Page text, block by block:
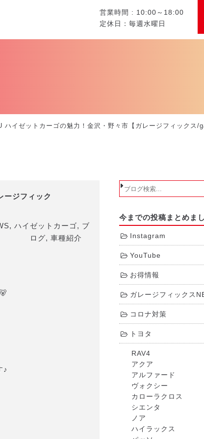
営業時間 : 10:00～18:00
定休日：毎週水曜日
ハイゼットカーゴの魅力！金沢・野々市【ガレージフィックス/
ージフィック
, ハイゼットカーゴ, ブ
ログ, 車種紹介
♪
今までの投稿まとめま
Instagram
YouTube
お得情報
ガレージフィックス
コロナ対策
トヨタ
RAV4
アクア
アルファード
ヴォクシー
カローラクロス
シエンタ
ノア
ハイラックス